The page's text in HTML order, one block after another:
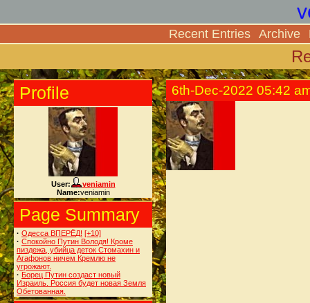
Recent Entries Archive
Profile
User:
veniamin
Name:veniamin
Page Summary
· Одесса ВПЕРЁД! [+10]
· Спокойно Путин Володя! Кроме
пиздежа, убийца деток Стомахин и
Агафонов ничем Кремлю не
угрожают.
· Борец Путин создаст новый
Израиль. Россия будет новая Земля
Обетованная.
6th-Dec-2022 05:42